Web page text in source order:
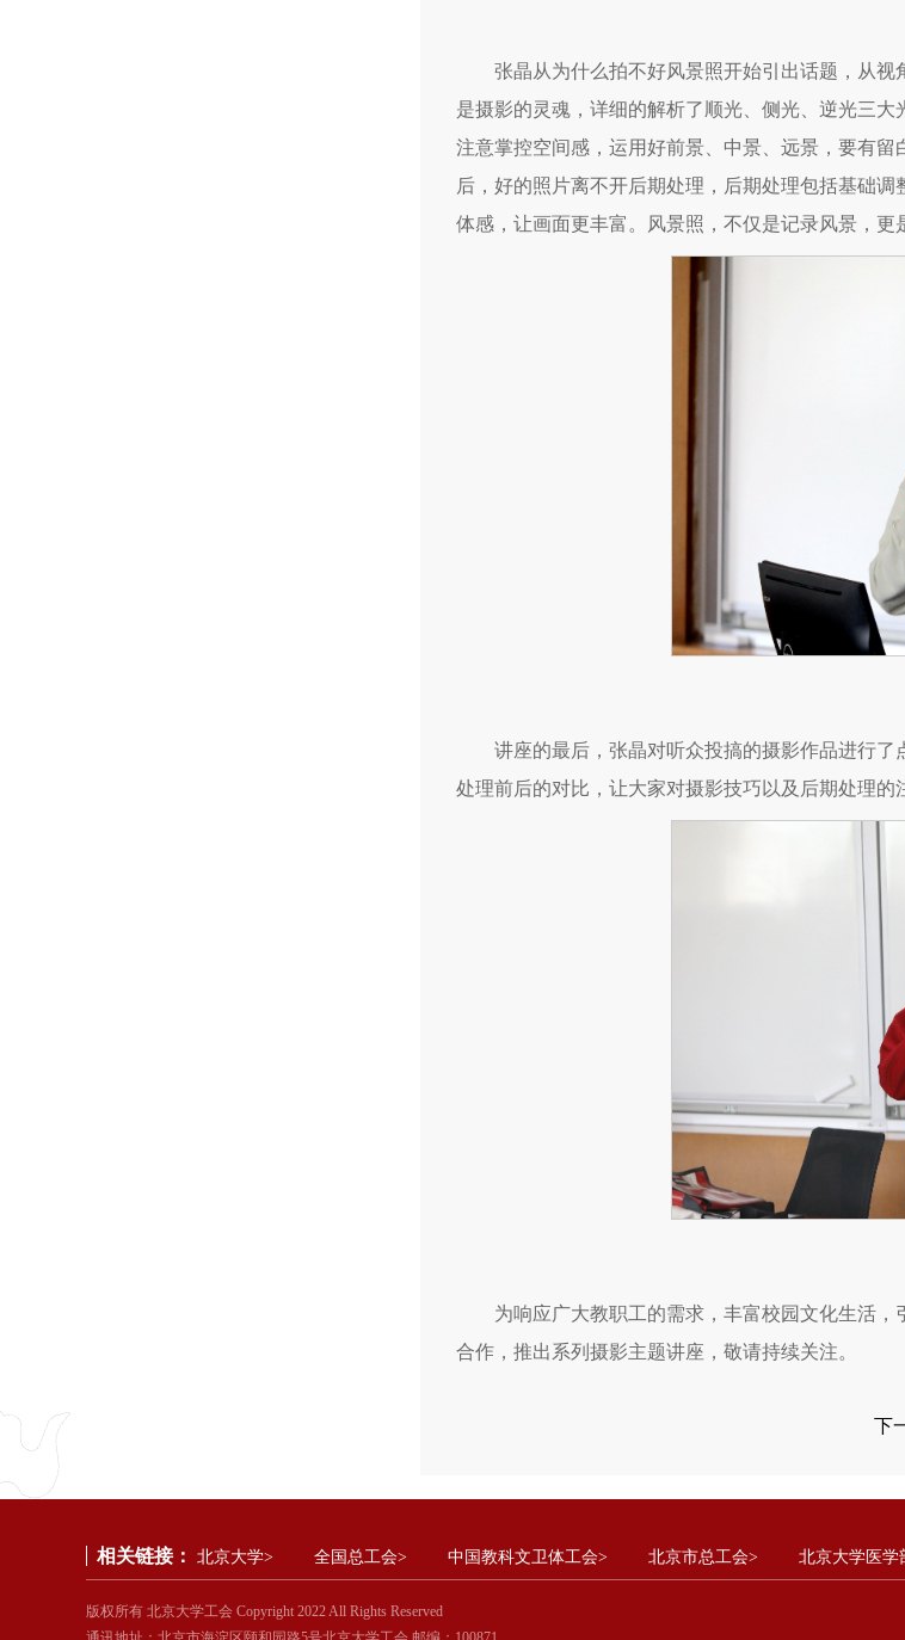
张晶从为什么拍不好风景照开始引出话题，从
是摄影的灵魂，详细的解析了顺光、侧光、逆光三
注意掌控空间感，运用好前景、中景、远景，要有
后，好的照片离不开后期处理，后期处理包括基础
体感，让画面更丰富。风景照，不仅是记录风景，更
讲座的最后，张晶对听众投搞的摄影作品进行
处理前后的对比，让大家对摄影技巧以及后期处理的
为响应广大教职工的需求，丰富校园文化生活
合作，推出系列摄影主题讲座，敬请持续关注。
下
相关链接： 北京大学> 全国总工会> 中国教科文卫体工会> 北京市总工会> 北京大学医学
版权所有 北京大学工会 Copyright 2022 All Rights Reserved